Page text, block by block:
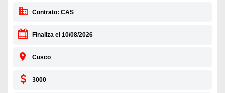
Contrato: CAS
Finaliza el 10/08/2026
Cusco
3000